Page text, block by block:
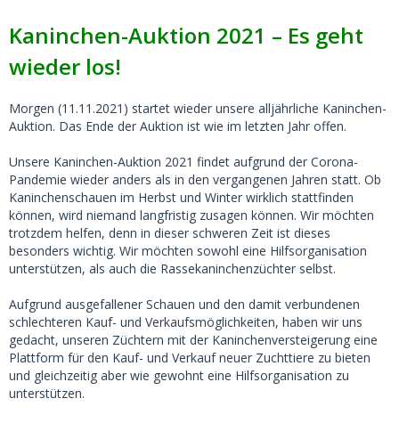
Kaninchen-Auktion 2021 – Es geht
wieder los!
Morgen (11.11.2021) startet wieder unsere alljährliche Kaninchen-
Auktion. Das Ende der Auktion ist wie im letzten Jahr offen.
Unsere Kaninchen-Auktion 2021 findet aufgrund der Corona-
Pandemie wieder anders als in den vergangenen Jahren statt. Ob
Kaninchenschauen im Herbst und Winter wirklich stattfinden
können, wird niemand langfristig zusagen können. Wir möchten
trotzdem helfen, denn in dieser schweren Zeit ist dieses
besonders wichtig. Wir möchten sowohl eine Hilfsorganisation
unterstützen, als auch die Rassekaninchenzüchter selbst.
Aufgrund ausgefallener Schauen und den damit verbundenen
schlechteren Kauf- und Verkaufsmöglichkeiten, haben wir uns
gedacht, unseren Züchtern mit der Kaninchenversteigerung eine
Plattform für den Kauf- und Verkauf neuer Zuchttiere zu bieten
und gleichzeitig aber wie gewohnt eine Hilfsorganisation zu
unterstützen.